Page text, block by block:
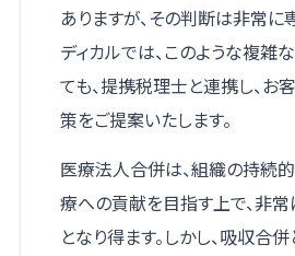
ありますが、その判断は非常に
ディカルでは、このような複雑
ても、提携税理士と連携し、お
策をご提案いたします。
医療法人合併は、組織の持続
療への貢献を目指す上で、非
となり得ます。しかし、吸収合